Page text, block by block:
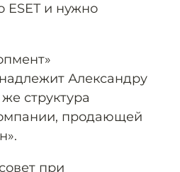
ESET и нужно
Александру
структура
продающей
при